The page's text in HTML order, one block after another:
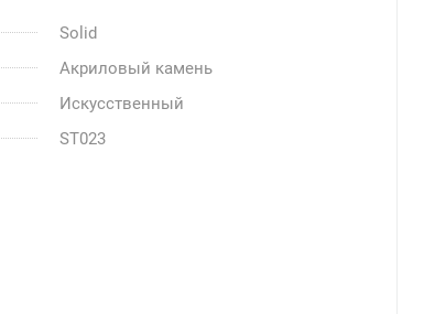
Solid
Акриловый камень
Искусственный
ST023